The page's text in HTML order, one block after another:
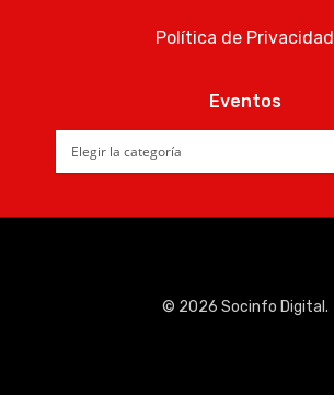
Política de Privacidad
Eventos
© 2026 Socinfo Digital.